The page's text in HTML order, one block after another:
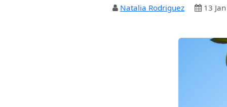
Natalia Rodriguez 13